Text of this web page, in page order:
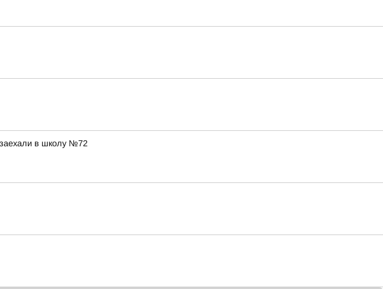
заехали в школу №72